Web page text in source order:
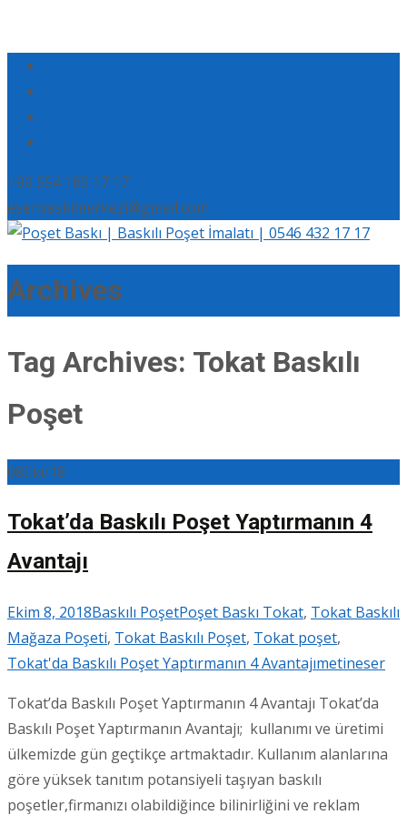
+90 554 165 17 17
eserbaskimerkezi@gmail.com
Archives
Tag Archives: Tokat Baskılı
Poşet
08Eki/18
Tokat’da Baskılı Poşet Yaptırmanın 4
Avantajı
Ekim 8, 2018Baskılı PoşetPoşet Baskı Tokat, Tokat Baskılı
Mağaza Poşeti, Tokat Baskılı Poşet, Tokat poşet,
Tokat'da Baskılı Poşet Yaptırmanın 4 Avantajımetineser
Tokat’da Baskılı Poşet Yaptırmanın 4 Avantajı Tokat’da
Baskılı Poşet Yaptırmanın Avantajı; kullanımı ve üretimi
ülkemizde gün geçtikçe artmaktadır. Kullanım alanlarına
göre yüksek tanıtım potansiyeli taşıyan baskılı
poşetler,firmanızı olabildiğince bilinirliğini ve reklam